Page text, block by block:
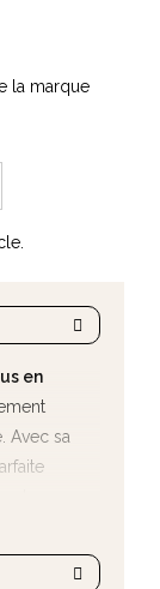
la marque
en
Avec sa
!
poupons